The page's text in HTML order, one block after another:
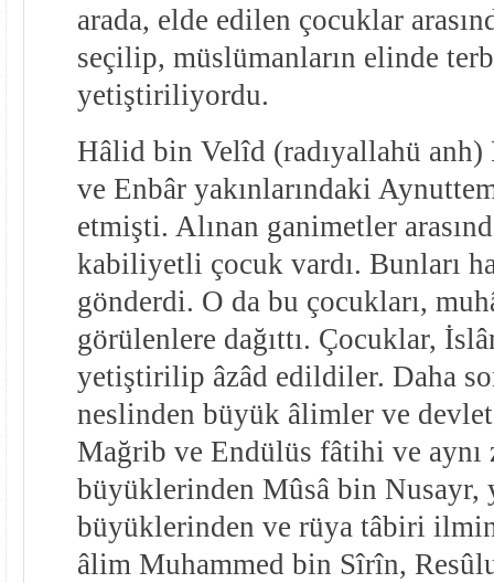
arada, elde edilen çocuklar
seçilip, müslümanların elinde
yetiştiriliyordu.
Hâlid bin Velîd (radıyallahü anh)
ve Enbâr yakınlarındaki
etmişti. Alınan ganimetler
kabiliyetli çocuk vardı. Bunları
gönderdi. O da bu çocukları,
görülenlere dağıttı. Çocuklar,
yetiştirilip âzâd edildiler. Daha
neslinden büyük âlimler ve
Mağrib ve Endülüs fâtihi ve aynı
büyüklerinden Mûsâ bin Nusayr,
büyüklerinden ve rüya tâbiri
âlim Muhammed bin Sîrîn,